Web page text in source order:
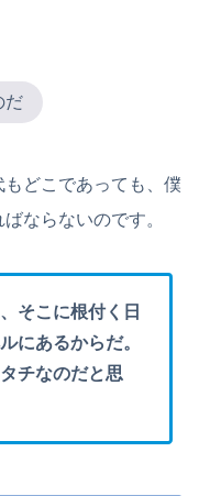
だ
どこであっても、僕
ならないのです。
そこに根付く日
にあるからだ。
チなのだと思